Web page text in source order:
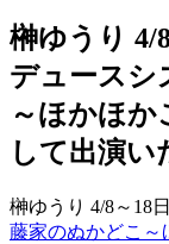
榊ゆうり 4/
デュースシ
～ほかほか
して出演い
榊ゆうり 4/8～18
藤家のぬかどこ～